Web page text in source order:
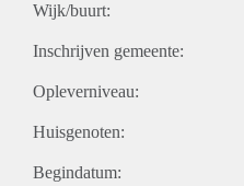
Wijk/buurt:
Inschrijven gemeente:
Opleverniveau:
Huisgenoten:
Begindatum: